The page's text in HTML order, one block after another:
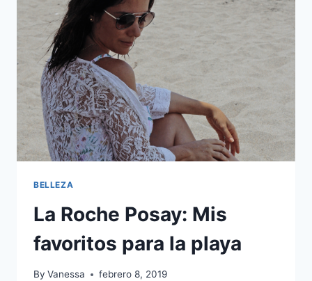
VERANO
2019
BELLEZA
La Roche Posay: Mis
favoritos para la playa
By Vanessa febrero 8, 2019